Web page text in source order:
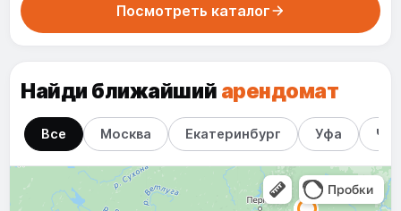
Посмотреть каталог
Найди ближайший арендомат
Все Москва Екатеринбург Уфа